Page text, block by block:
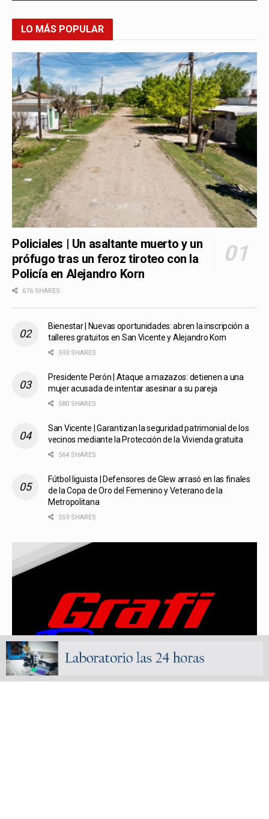
LO MÁS POPULAR
Policiales | Un asaltante muerto y un
prófugo tras un feroz tiroteo con la
Policía en Alejandro Korn
676 SHARES
Bienestar | Nuevas oportunidades: abren la inscripción a
talleres gratuitos en San Vicente y Alejandro Korn
593 SHARES
Presidente Perón | Ataque a mazazos: detienen a una
mujer acusada de intentar asesinar a su pareja
580 SHARES
San Vicente | Garantizan la seguridad patrimonial de los
vecinos mediante la Protección de la Vivienda gratuita
564 SHARES
Fútbol liguista | Defensores de Glew arrasó en las finales
de la Copa de Oro del Femenino y Veterano de la
Metropolitana
559 SHARES